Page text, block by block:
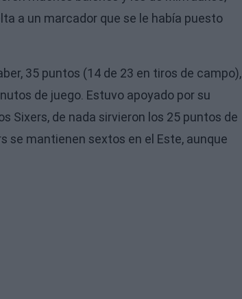
a un marcador que se le había puesto
35 puntos (14 de 23 en tiros de campo),
de juego. Estuvo apoyado por su
Sixers, de nada sirvieron los 25 puntos de
se mantienen sextos en el Este, aunque